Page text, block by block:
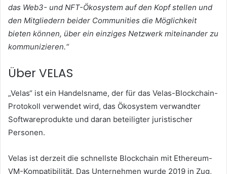
das Web3- und NFT-Ökosystem auf den Kopf stellen und
den Mitgliedern beider Communities die Möglichkeit
bieten können, über ein einziges Netzwerk miteinander zu
kommunizieren.“
Über VELAS
„Velas“ ist ein Handelsname, der für das Velas-Blockchain-
Protokoll verwendet wird, das Ökosystem verwandter
Softwareprodukte und daran beteiligter juristischer
Personen.
Velas ist derzeit die schnellste Blockchain mit Ethereum-
VM-Kompatibilität. Das Unternehmen wurde 2019 in Zug,